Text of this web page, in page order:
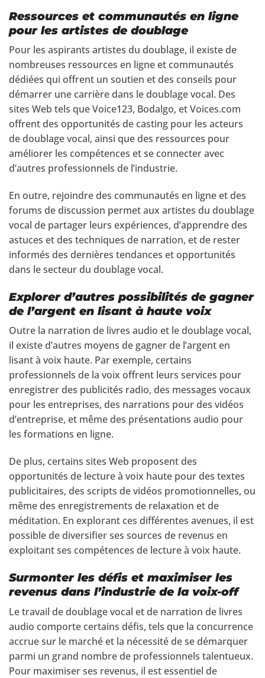
Ressources et communautés en ligne
pour les artistes de doublage
Pour les aspirants artistes du doublage, il existe de
nombreuses ressources en ligne et communautés
dédiées qui offrent un soutien et des conseils pour
démarrer une carrière dans le doublage vocal. Des
sites Web tels que Voice123, Bodalgo, et Voices.com
offrent des opportunités de casting pour les acteurs
de doublage vocal, ainsi que des ressources pour
améliorer les compétences et se connecter avec
d’autres professionnels de l’industrie.
En outre, rejoindre des communautés en ligne et des
forums de discussion permet aux artistes du doublage
vocal de partager leurs expériences, d’apprendre des
astuces et des techniques de narration, et de rester
informés des dernières tendances et opportunités
dans le secteur du doublage vocal.
Explorer d’autres possibilités de gagner
de l’argent en lisant à haute voix
Outre la narration de livres audio et le doublage vocal,
il existe d’autres moyens de gagner de l’argent en
lisant à voix haute. Par exemple, certains
professionnels de la voix offrent leurs services pour
enregistrer des publicités radio, des messages vocaux
pour les entreprises, des narrations pour des vidéos
d’entreprise, et même des présentations audio pour
les formations en ligne.
De plus, certains sites Web proposent des
opportunités de lecture à voix haute pour des textes
publicitaires, des scripts de vidéos promotionnelles, ou
même des enregistrements de relaxation et de
méditation. En explorant ces différentes avenues, il est
possible de diversifier ses sources de revenus en
exploitant ses compétences de lecture à voix haute.
Surmonter les défis et maximiser les
revenus dans l’industrie de la voix-off
Le travail de doublage vocal et de narration de livres
audio comporte certains défis, tels que la concurrence
accrue sur le marché et la nécessité de se démarquer
parmi un grand nombre de professionnels talentueux.
Pour maximiser ses revenus, il est essentiel de